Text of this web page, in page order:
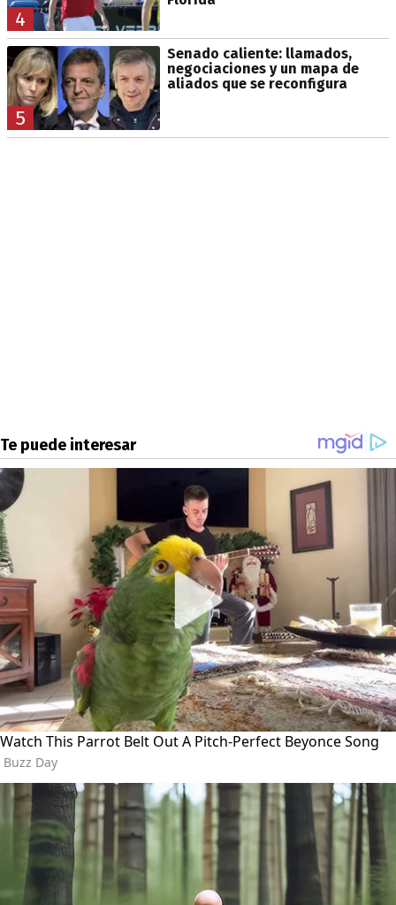
4
5
Senado caliente: llamados,
negociaciones y un mapa de
aliados que se reconfigura